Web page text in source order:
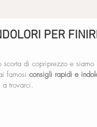
PER
di copriprezzo e
famosi consigli rapidi e
a trovarci.